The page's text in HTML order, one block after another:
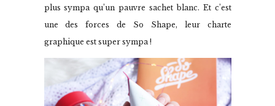
plus sympa qu’un pauvre sachet blanc. Et c’est
une des forces de So Shape, leur charte
graphique est super sympa !